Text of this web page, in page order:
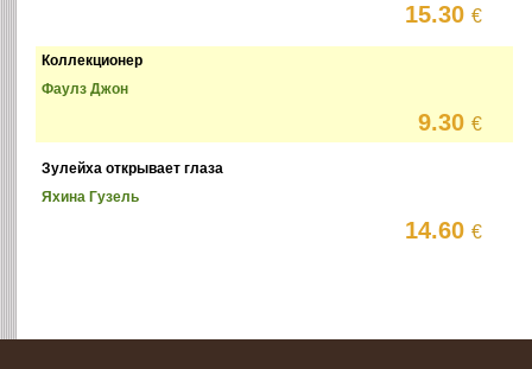
15.30€
Коллекционер
Фаулз Джон
9.30€
Зулейха открывает глаза
Яхина Гузель
14.60€